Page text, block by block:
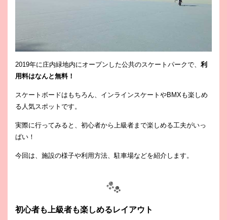
2019年に庄内緑地内にオープンした公共のスケートパークで、 利
用料はなんと無料！
スケートボードはもちろん、インラインスケートやBMXも楽しめ
る人気スポットです。
実際に行ってみると、初心者から上級者まで楽しめる工夫がいっ
ぱい！
今回は、施設の様子や利用方法、駐車場などを紹介します。
初心者も上級者も楽しめるレイアウト